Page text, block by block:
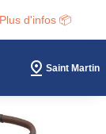
Plus d'infos 📦
Saint Martin